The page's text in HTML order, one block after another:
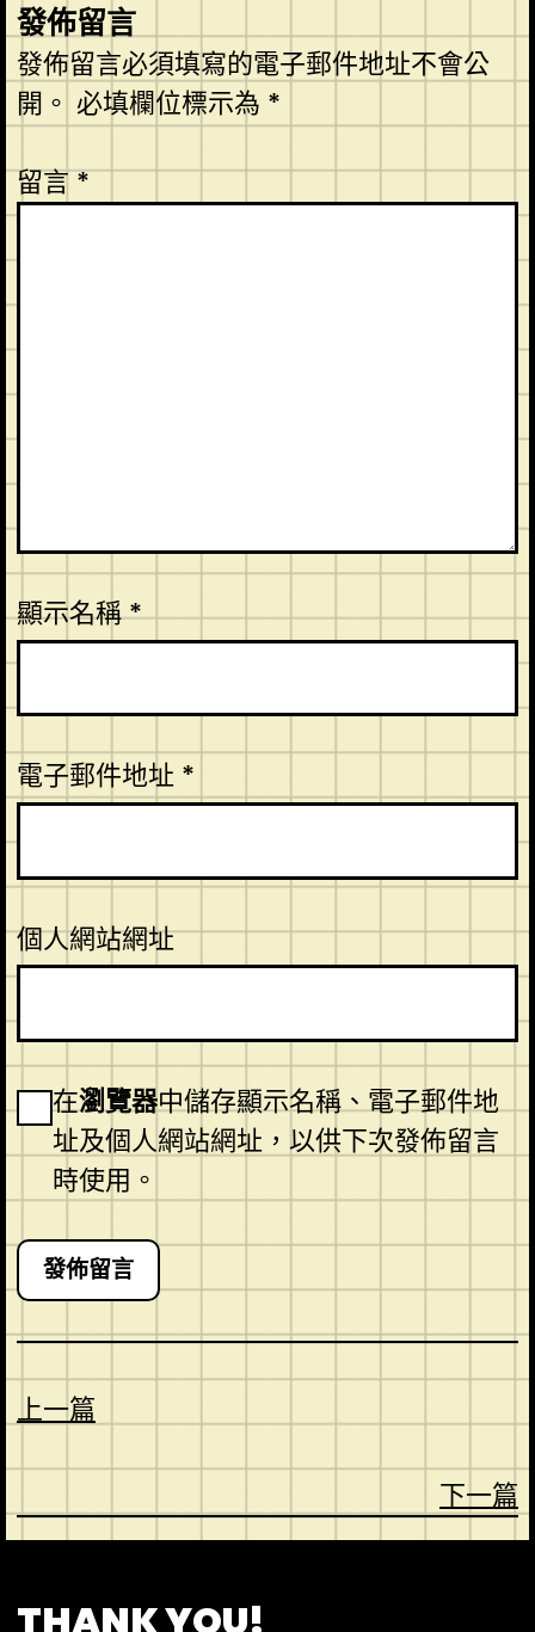
發佈留言
發佈留言必須填寫的電子郵件地址不會公
開。 必填欄位標示為 *
留言*
顯示名稱*
電子郵件地址 *
個人網站網址
在瀏覽器中儲存顯示名稱、電子郵件地
址及個人網站網址，以供下次發佈留言
時使用。
上一篇
下一篇
THANK YOU!